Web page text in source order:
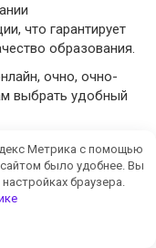
что гарантирует
образования.
очно, очно-
выбрать удобный
государственного
с присвоением
с поддержкой
Метрика с помощью
было удобнее. Вы
браузера.